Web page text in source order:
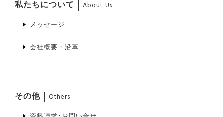
私たちについて About Us
メッセージ
会社概要・沿革
その他 Others